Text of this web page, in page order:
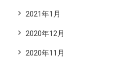
2021年1月
2020年12月
2020年11月